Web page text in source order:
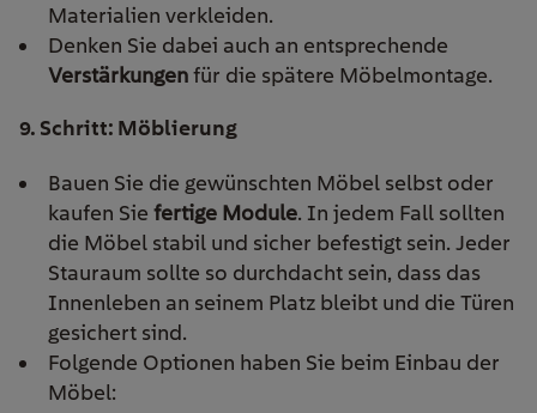
Materialien verkleiden.
Denken Sie dabei auch an entsprechende
Verstärkungenfür die spätere Möbelmontage.
9. Schritt: Möblierung
Bauen Sie die gewünschten Möbel selbst oder
kaufen Sie fertige Module. In jedem Fall sollten
die Möbel stabil und sicher befestigt sein. Jeder
Stauraum sollte so durchdacht sein, dass das
Innenleben an seinem Platz bleibt und die Türen
gesichert sind.
Folgende Optionen haben Sie beim Einbau der
Möbel: